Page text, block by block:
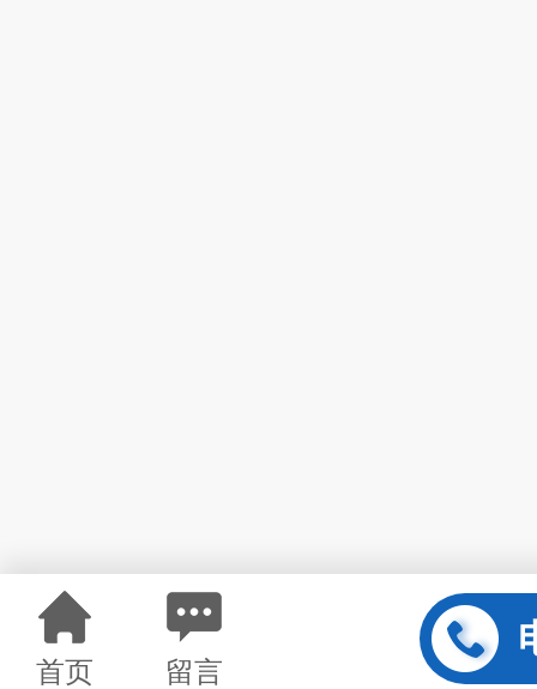
首页 留言